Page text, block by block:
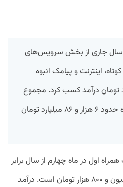
سال جاری از بخش سرویس‌های
اینترنت و پیامک انبوه
و ۶۰۰ میلیارد تومان درآمد کسب کرد. مجموع
درآمد این شرکت در این ماه حدود ۶ هزار و ۸۶ میلیارد تومان
اول در ماه چهارم از سال برابر
با ۶هزار و ۸۶ میلیارد و ۹۰۷ میلیون و ۸۰۰ هزار تومان است. درآمد